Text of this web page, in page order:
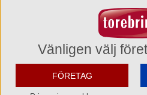
VegansktgodisBUBS
KöpBUBSgodisonline
Surskumsocker
Ingredienser:
socker,
Vänligen välj
FÖRETAG